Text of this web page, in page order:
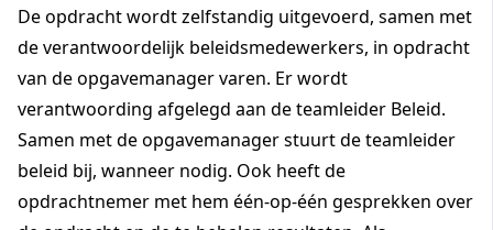
De opdracht wordt zelfstandig uitgevoerd, samen met
de verantwoordelijk beleidsmedewerkers, in opdracht
van de opgavemanager varen. Er wordt
verantwoording afgelegd aan de teamleider Beleid.
Samen met de opgavemanager stuurt de teamleider
beleid bij, wanneer nodig. Ook heeft de
opdrachtnemer met hem één-op-één gesprekken over